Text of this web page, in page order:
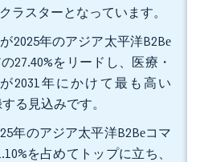
ラスターとなっています。
2025年のアジア太平洋B2Bе
27.40%をリードし、医療・
2031年にかけて最も高い
る見込みです。
年のアジア太平洋B2Bеコマ
を占めてトップに立ち、